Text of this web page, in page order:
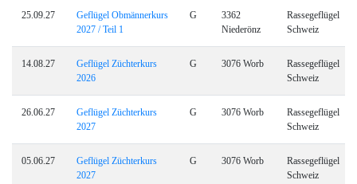
25.09.27
Geflügel Obmännerkurs
2027 / Teil 1
G
3362
Niederönz
Rassegeflügel
Schweiz
14.08.27
Geflügel Züchterkurs
2026
G 3076 Worb
Rassegeflügel
Schweiz
26.06.27
Geflügel Züchterkurs
2027
G 3076 Worb
Rassegeflügel
Schweiz
05.06.27
Geflügel Züchterkurs
2027
G 3076 Worb
Rassegeflügel
Schweiz